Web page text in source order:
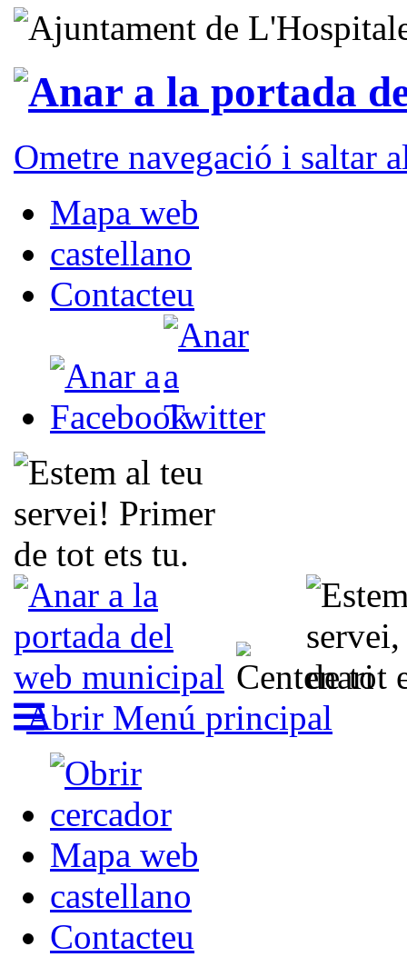
Ometre navegació i saltar
Mapa web
castellano
Contacteu
Abrir Menú principal
Mapa web
castellano
Contacteu